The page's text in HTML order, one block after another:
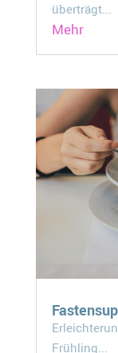
überträgt...
Mehr
Frühling...